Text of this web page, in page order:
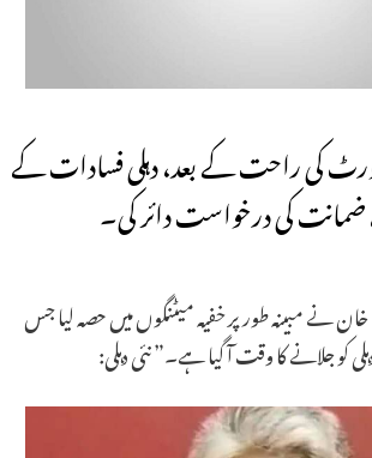
کی راحت کے بعد، دہلی فسادات کے
کی درخواست دائر کی۔
نے مبینہ طور پر خفیہ میٹنگوں میں حصہ لیا جس
کو جلانے کا وقت آ گیا ہے۔” نئی دہلی: